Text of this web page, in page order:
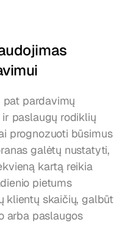
pardavimų
paslaugų rodiklių
prognozuoti būsimus
galėtų nustatyti,
kartą reikia
pietums
klientų skaičių, galbūt
arba paslaugos